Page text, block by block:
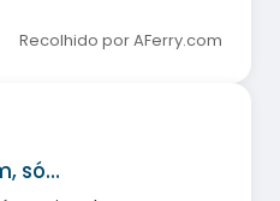
Recolhido por AFerry.com
só…